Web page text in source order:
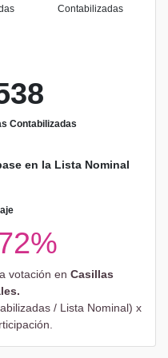
Contabilizadas
Contabilizadas
en la Lista Nominal
votación en Casillas
/ Lista Nominal) x